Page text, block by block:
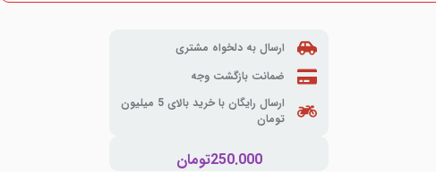
ارسال به دلخواه مشتری
ضمانت بازگشت وجه
ارسال رایگان با خرید بالای 5 میلیون
تومان
250.000تومان